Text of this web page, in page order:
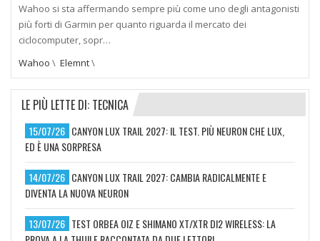
Wahoo si sta affermando sempre più come uno degli antagonisti
più forti di Garmin per quanto riguarda il mercato dei
ciclocomputer, sopr…
Wahoo \ Elemnt\
LE PIÙ LETTE DI: TECNICA
15/07/26 CANYON LUX TRAIL 2027: IL TEST. PIÙ NEURON CHE LUX,
ED È UNA SORPRESA
14/07/26 CANYON LUX TRAIL 2027: CAMBIA RADICALMENTE E
DIVENTA LA NUOVA NEURON
13/07/26 TEST ORBEA OIZ E SHIMANO XT/XTR DI2 WIRELESS: LA